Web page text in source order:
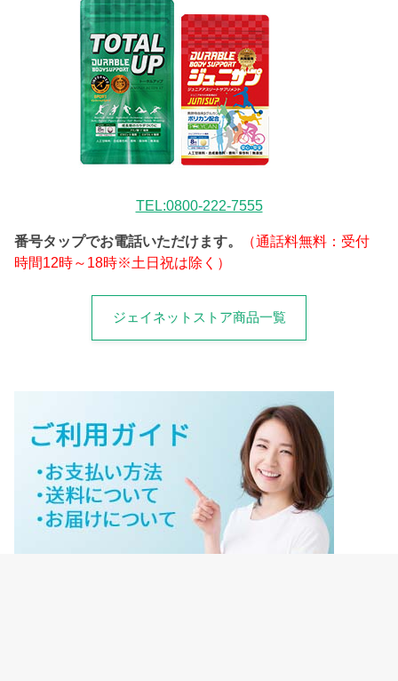
TEL:0800-222-7555
番号タップでお電話いただけます。
（通話料無料：受付
時間12時～18時※土日祝は除く）
ジェイネットストア商品一覧